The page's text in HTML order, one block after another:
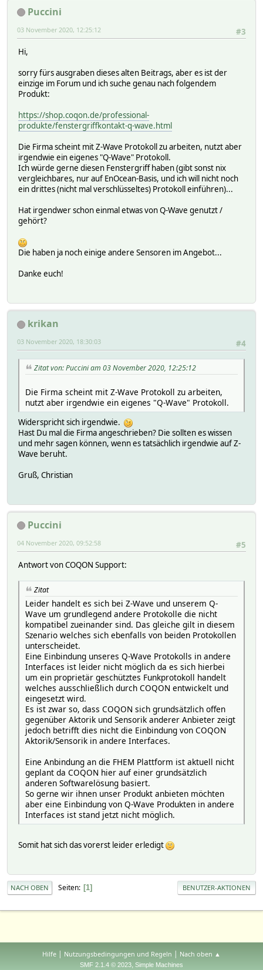
Puccini
#3
03 November 2020, 12:25:12
Hi,
sorry fürs ausgraben dieses alten Beitrags, aber es ist der
einzige im Forum und ich suche genau nach folgendem
Produkt:
https://shop.coqon.de/professional-
produkte/fenstergriffkontakt-q-wave.html
Die Firma scheint mit Z-Wave Protokoll zu arbeiten, nutzt aber
irgendwie ein eigenes "Q-Wave" Protokoll.
Ich würde gerne diesen Fenstergriff haben (gibt sonst nix
vergleichbares, nur auf EnOcean-Basis, und ich will nicht noch
ein drittes (nicht mal verschlüsseltes) Protokoll einführen)...
Hat irgendwer schon einmal etwas von Q-Wave genutzt /
gehört?
Die haben ja noch einige andere Sensoren im Angebot...
Danke euch!
krikan
#4
03 November 2020, 18:30:03
Zitat von: Puccini am 03 November 2020, 12:25:12
Die Firma scheint mit Z-Wave Protokoll zu arbeiten,
nutzt aber irgendwie ein eigenes "Q-Wave" Protokoll.
Widerspricht sich irgendwie.
Hast Du mal die Firma angeschrieben? Die sollten es wissen
und mehr sagen können, wenn es tatsächlich irgendwie auf Z-
Wave beruht.
Gruß, Christian
Puccini
#5
04 November 2020, 09:52:58
Antwort von COQON Support:
Zitat
Leider handelt es sich bei Z-Wave und unserem Q-
Wave um grundlegend andere Protokolle die nicht
kompatibel zueinander sind. Das gleiche gilt in diesem
Szenario welches sich ebenfalls von beiden Protokollen
unterscheidet.
Eine Einbindung unseres Q-Wave Protokolls in andere
Interfaces ist leider nicht möglich da es sich hierbei
um ein proprietär geschütztes Funkprotokoll handelt
welches ausschließlich durch COQON entwickelt und
eingesetzt wird.
Es ist zwar so, dass COQON sich grundsätzlich offen
gegenüber Aktorik und Sensorik anderer Anbieter zeigt
jedoch betrifft dies nicht die Einbindung von COQON
Aktorik/Sensorik in andere Interfaces.
Eine Anbindung an die FHEM Plattform ist aktuell nicht
geplant da COQON hier auf einer grundsätzlich
anderen Softwarelösung basiert.
So gerne wir ihnen unser Produkt anbieten möchten
aber eine Einbindung von Q-Wave Produkten in andere
Interfaces ist stand jetzt nicht möglich.
Somit hat sich das vorerst leider erledigt
NACH OBEN Seiten 1 BENUTZER-AKTIONEN
Hilfe | Nutzungsbedingungen und Regeln | Nach oben ▲
SMF 2.1.4 © 2023, Simple Machines